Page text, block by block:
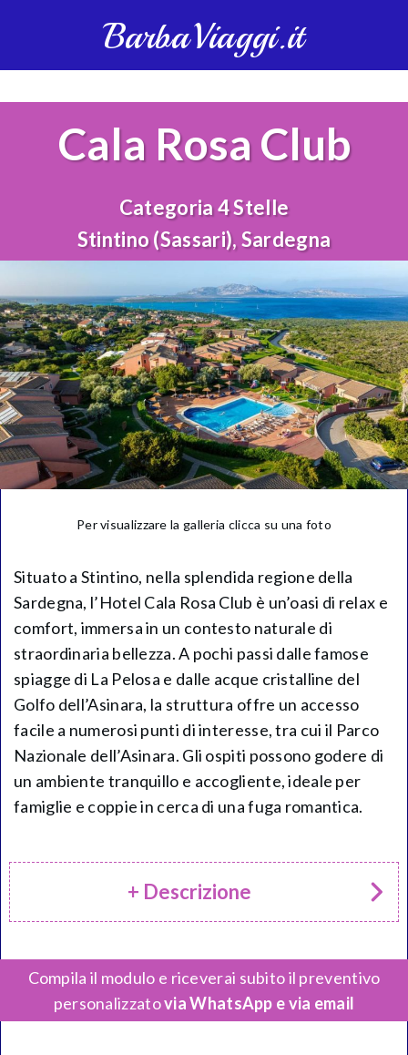
BarbaViaggi.it
Cala Rosa Club
Categoria 4 Stelle
Stintino (Sassari), Sardegna
Per visualizzare la galleria clicca su una foto
Situato a Stintino, nella splendida regione della
Sardegna, l’Hotel Cala Rosa Club è un’oasi di relax e
comfort, immersa in un contesto naturale di
straordinaria bellezza. A pochi passi dalle famose
spiagge di La Pelosa e dalle acque cristalline del
Golfo dell’Asinara, la struttura offre un accesso
facile a numerosi punti di interesse, tra cui il Parco
Nazionale dell’Asinara. Gli ospiti possono godere di
un ambiente tranquillo e accogliente, ideale per
famiglie e coppie in cerca di una fuga romantica.
+ Descrizione
Compila il modulo e riceverai subito il preventivo
personalizzatovia WhatsApp e via email